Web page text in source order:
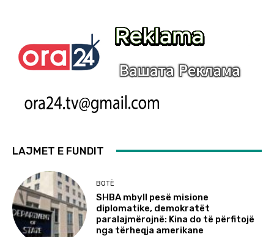
LAJMET E FUNDIT
BOTË
SHBA mbyll pesë misione
diplomatike, demokratët
paralajmërojnë: Kina do të përfitojë
nga tërheqja amerikane